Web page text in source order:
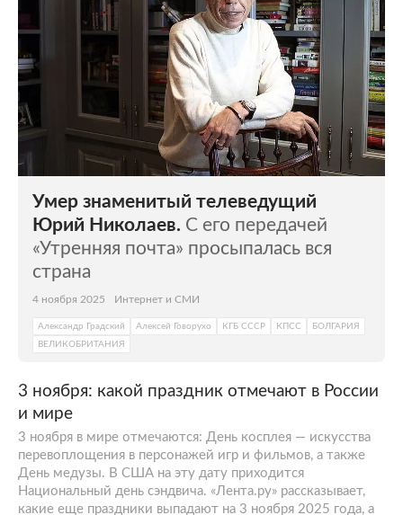
Умер знаменитый телеведущий
Юрий Николаев. С его передачей
«Утренняя почта» просыпалась вся
страна
4 ноября 2025 Интернет и СМИ
Александр Градский Алексей Говорухо КГБ СССР КПСС
БОЛГАРИЯ
ВЕЛИКОБРИТАНИЯ
3 ноября: какой праздник отмечают в России
и мире
3 ноября в мире отмечаются: День косплея — искусства
перевоплощения в персонажей игр и фильмов, а также
День медузы. В США на эту дату приходится
Национальный день сэндвича. «Лента.ру» рассказывает,
какие еще праздники выпадают на 3 ноября 2025 года, а